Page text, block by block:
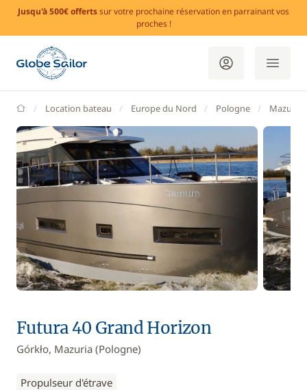
Jusqu'à 500€ offertssur votre prochaine réservation en parrainant vos
proches !
GlobeSailor
Location bateau Europe du Nord Pologne Mazuria
Futura 40 Grand Horizon
Górkło, Mazuria (Pologne)
Propulseur d'étrave